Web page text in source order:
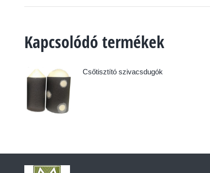
Kapcsolódó termékek
Csőtisztító szivacsdugók